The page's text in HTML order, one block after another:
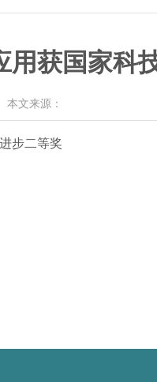
用获国家科
本文来源：
步二等奖